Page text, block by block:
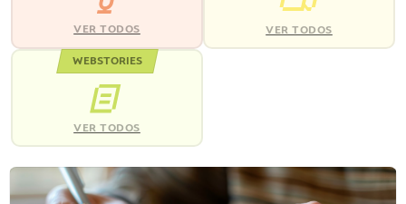
VER TODOS VER TODOS
WEBSTORIES
VER TODOS